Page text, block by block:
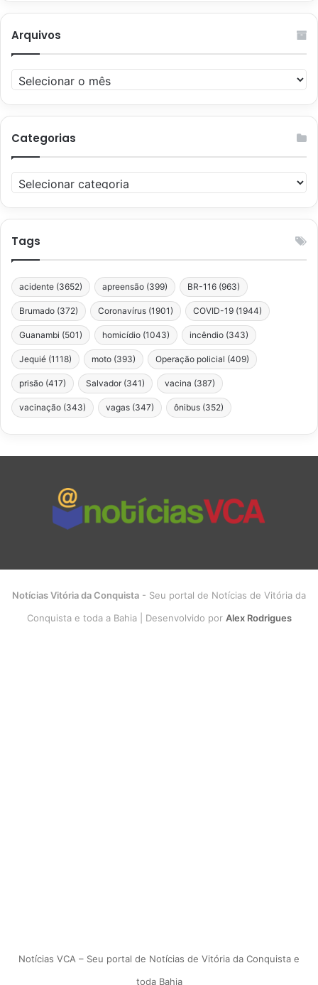
Arquivos
Arquivos
Categorias
Categorias
Tags
acidente (3652) apreensão (399) BR-116 (963)
Brumado (372) Coronavírus (1901) COVID-19 (1944)
Guanambi (501) homicídio (1043) incêndio (343)
Jequié (1118) moto (393) Operação policial (409)
prisão (417) Salvador (341) vacina (387)
vacinação (343) vagas (347) ônibus (352)
Notícias Vitória da Conquista - Seu portal de Notícias de Vitória da
Conquista e toda a Bahia | Desenvolvido por Alex Rodrigues
Notícias VCA – Seu portal de Notícias de Vitória da Conquista e
toda Bahia